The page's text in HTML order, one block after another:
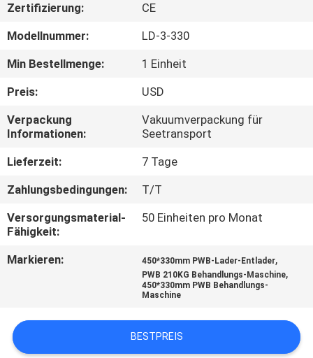
FABRIK-
AUSFLUG
QUALITÄTSKONTROLLE
TRETEN
SIE
MIT
IN
VERBINDUNG
FORDERN
Zertifizierung:
CE
Modellnummer:
LD-3-330
Min Bestellmenge:
1 Einheit
Preis:
USD
Verpackung
Informationen:
Vakuumverpackung für
Seetransport
Lieferzeit:
7 Tage
Zahlungsbedingungen:
T/T
Versorgungsmaterial-
Fähigkeit:
50 Einheiten pro Monat
Markieren: 450*330mm PWB-Lader-Entlader,
PWB 210KG Behandlungs-Maschine,
450*330mm PWB Behandlungs-
Maschine
BESTPREIS